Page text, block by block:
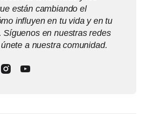
están cambiando el
influyen en tu vida y en tu
Síguenos en nuestras redes
a nuestra comunidad.